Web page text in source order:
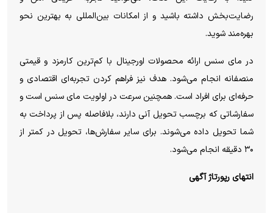
رضایت‌بخش داشته باشید و از امکانات بین‌المللی به بهترین نحو
بهره‌مند شوید.
در مای سنس ارائه محصولات اورجینال با کم‌ترین کارمزد و قیمتی
منصفانه انجام می‌شود. هدف نیز فراهم کردن تجربه‌ای اقتصادی و
حرفه‌ای برای افراد است. همچنین سرعت در اولویت مای سنس است و
سفارشاتی که برچسب تحویل آنی دارند، بلافاصله پس از پرداخت به
شما تحویل داده می‌شوند. برای سایر سفارش‌ها، تحویل در کمتر از
۳۰ دقیقه انجام می‌شود.
انتهای رپورتاژ آگهی